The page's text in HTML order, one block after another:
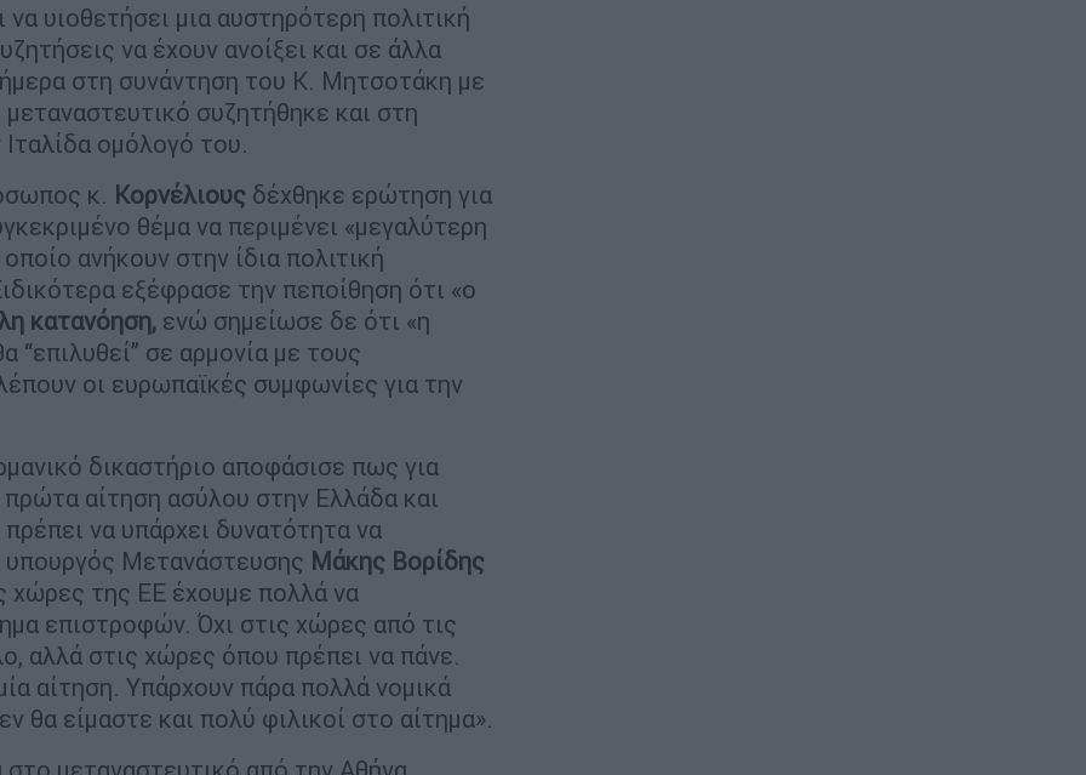
να υιοθετήσει μια αυστηρότερη πολιτική
να έχουν ανοίξει και σε άλλα
στη συνάντηση του Κ. Μητσοτάκη με
συζητήθηκε και στη
ομόλογό του.
κ. Κορνέλιους δέχθηκε ερώτηση για
θέμα να περιμένει «μεγαλύτερη
ανήκουν στην ίδια πολιτική
εξέφρασε την πεποίθηση ότι «ο
κατανόηση, ενώ σημείωσε δε ότι «η
“επιλυθεί” σε αρμονία με τους
οι ευρωπαϊκές συμφωνίες για την
δικαστήριο αποφάσισε πως για
αίτηση ασύλου στην Ελλάδα και
να υπάρχει δυνατότητα να
Μετανάστευσης Μάκης Βορίδης
χώρες της ΕΕ έχουμε πολλά να
επιστροφών. Όχι στις χώρες από τις
αλλά στις χώρες όπου πρέπει να πάνε.
αίτηση. Υπάρχουν πάρα πολλά νομικά
θα είμαστε και πολύ φιλικοί στο αίτημα».